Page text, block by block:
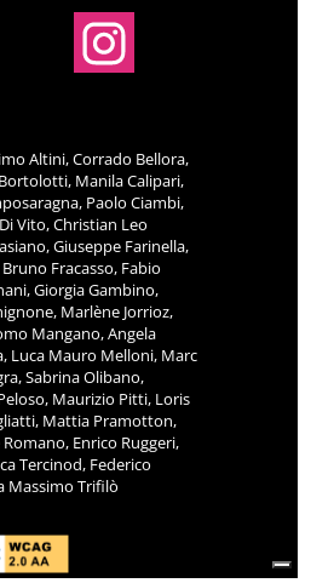
Altini, Corrado Bellora,
Manila Calipari,
Paolo Ciambi,
Vito, Christian Leo
Giuseppe Farinella,
Fracasso, Fabio
Giorgia Gambino,
Marlène Jorrioz,
Mangano, Angela
Luca Mauro Melloni, Marc
Sabrina Olibano,
Maurizio Pitti, Loris
Mattia Pramotton,
Enrico Ruggeri,
Tercinod, Federico
Massimo Trifilò